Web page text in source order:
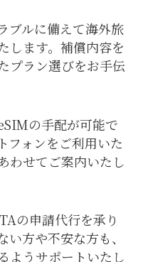
ブルに備えて海外旅
します。補償内容を
プラン選びをお手伝
の手配が可能で
フォンをご利用いた
わせてご案内いたし
の申請代行を承り
方や不安な方も、
ようサポートいたし